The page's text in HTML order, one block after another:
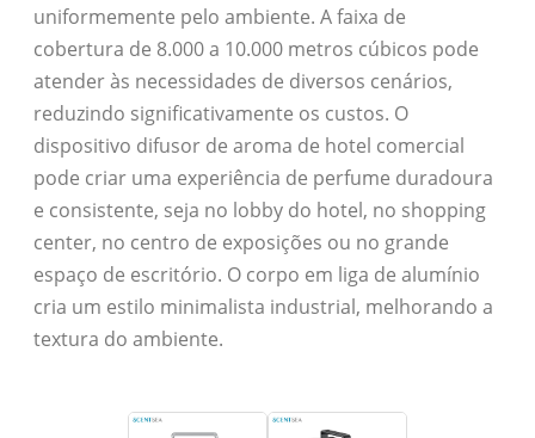
uniformemente pelo ambiente. A faixa de
cobertura de 8.000 a 10.000 metros cúbicos pode
atender às necessidades de diversos cenários,
reduzindo significativamente os custos. O
dispositivo difusor de aroma de hotel comercial
pode criar uma experiência de perfume duradoura
e consistente, seja no lobby do hotel, no shopping
center, no centro de exposições ou no grande
espaço de escritório. O corpo em liga de alumínio
cria um estilo minimalista industrial, melhorando a
textura do ambiente.